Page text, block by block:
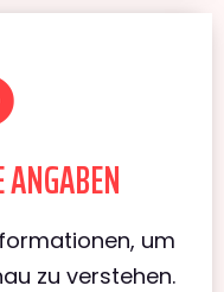
um
zu verstehen.